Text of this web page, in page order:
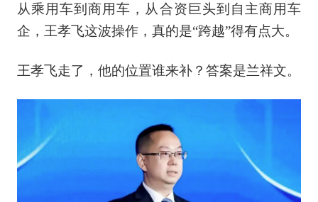
从乘用车到商用车，从合资巨头到自主商用车
企，王孝飞这波操作，真的是“跨越”得有点大。
王孝飞走了，他的位置谁来补？答案是兰祥文。